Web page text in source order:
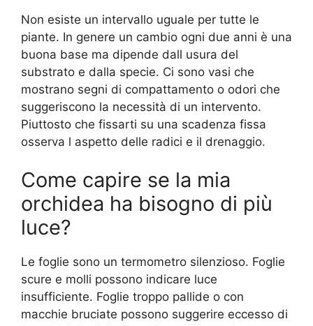
Non esiste un intervallo uguale per tutte le
piante. In genere un cambio ogni due anni è una
buona base ma dipende dall usura del
substrato e dalla specie. Ci sono vasi che
mostrano segni di compattamento o odori che
suggeriscono la necessità di un intervento.
Piuttosto che fissarti su una scadenza fissa
osserva l aspetto delle radici e il drenaggio.
Come capire se la mia
orchidea ha bisogno di più
luce?
Le foglie sono un termometro silenzioso. Foglie
scure e molli possono indicare luce
insufficiente. Foglie troppo pallide o con
macchie bruciate possono suggerire eccesso di